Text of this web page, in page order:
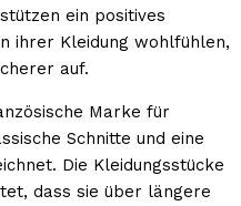
ein positives
ihrer Kleidung wohlfühlen,
auf.
Marke für
Schnitte und eine
Die Kleidungsstücke
dass sie über längere